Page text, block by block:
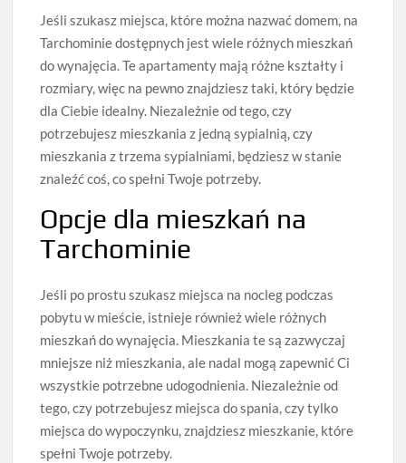
Jeśli szukasz miejsca, które można nazwać domem, na
Tarchominie dostępnych jest wiele różnych mieszkań
do wynajęcia. Te apartamenty mają różne kształty i
rozmiary, więc na pewno znajdziesz taki, który będzie
dla Ciebie idealny. Niezależnie od tego, czy
potrzebujesz mieszkania z jedną sypialnią, czy
mieszkania z trzema sypialniami, będziesz w stanie
znaleźć coś, co spełni Twoje potrzeby.
Opcje dla mieszkań na
Tarchominie
Jeśli po prostu szukasz miejsca na nocleg podczas
pobytu w mieście, istnieje również wiele różnych
mieszkań do wynajęcia. Mieszkania te są zazwyczaj
mniejsze niż mieszkania, ale nadal mogą zapewnić Ci
wszystkie potrzebne udogodnienia. Niezależnie od
tego, czy potrzebujesz miejsca do spania, czy tylko
miejsca do wypoczynku, znajdziesz mieszkanie, które
spełni Twoje potrzeby.